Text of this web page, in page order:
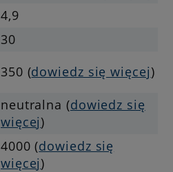
4,9
30
350 (dowiedz się więcej)
neutralna (dowiedz się
więcej)
4000 (dowiedz się
więcej)